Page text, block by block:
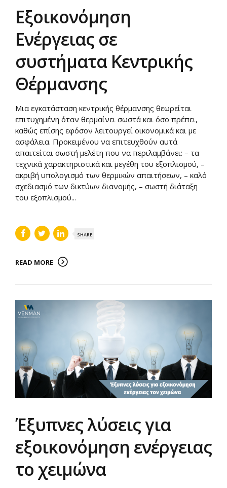
Εξοικονόμηση
Ενέργειας σε
συστήματα Κεντρικής
Θέρμανσης
Μια εγκατάσταση κεντρικής θέρμανσης θεωρείται
επιτυχημένη όταν θερμαίνει σωστά και όσο πρέπει,
καθώς επίσης εφόσον λειτουργεί οικονομικά και με
ασφάλεια. Προκειμένου να επιτευχθούν αυτά
απαιτείται σωστή μελέτη που να περιλαμβάνει: – τα
τεχνικά χαρακτηριστικά και μεγέθη του εξοπλισμού, –
ακριβή υπολογισμό των θερμικών απαιτήσεων, – καλό
σχεδιασμό των δικτύων διανομής, – σωστή διάταξη
του εξοπλισμού...
SHARE
READ MORE
Έξυπνες λύσεις για
εξοικονόμηση ενέργειας
το χειμώνα